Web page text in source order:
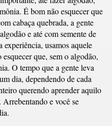
É bom não esquecer que
cabaça quebrada, a gente
e até com semente de
experiência, usamos aquele
que, sem o algodão,
O tempo que a gente leva
dia, dependendo de cada
querendo aprender aquilo
e você se